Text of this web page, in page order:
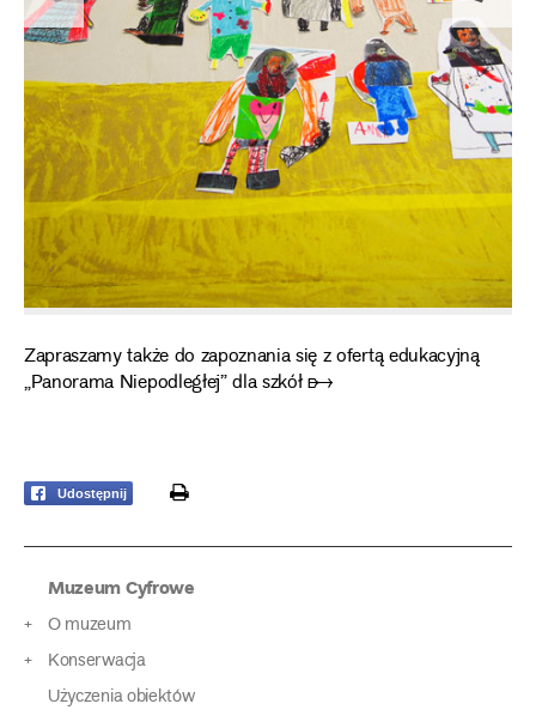
Zapraszamy także do zapoznania się z ofertą edukacyjną
„Panorama Niepodległej” dla szkół ➸
Udostępnij print
Muzeum Cyfrowe
O muzeum
Konserwacja
Użyczenia obiektów